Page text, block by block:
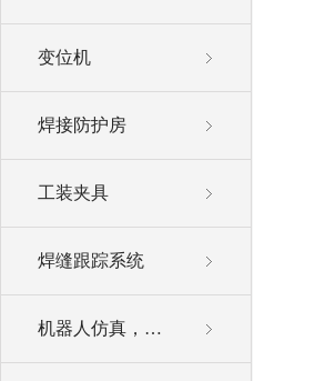
变位机
焊接防护房
工装夹具
焊缝跟踪系统
机器人仿真，离线编程